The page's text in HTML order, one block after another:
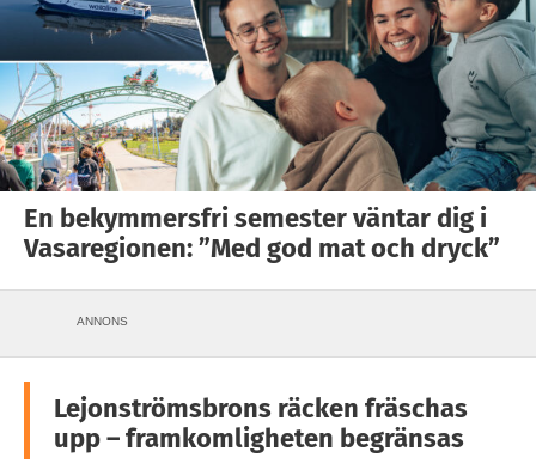
En bekymmersfri semester väntar dig i
Vasaregionen: ”Med god mat och dryck”
ANNONS
Lejonströmsbrons räcken fräschas
upp – framkomligheten begränsas